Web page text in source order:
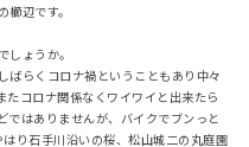
辺です。
ょうか。
ばらくコロナ禍ということもあり中々
コロナ関係なくワイワイと出来たら
ではありませんが、バイクでブンっと
り石手川沿いの桜、松山城二の丸庭園